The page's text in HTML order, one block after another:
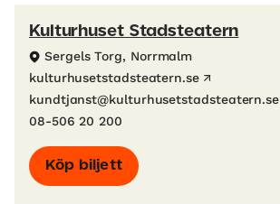
Kulturhuset Stadsteatern
Sergels Torg, Norrmalm
kulturhusetstadsteatern.se
kundtjanst@kulturhusetstadsteatern.se
08-506 20 200
Köp biljett